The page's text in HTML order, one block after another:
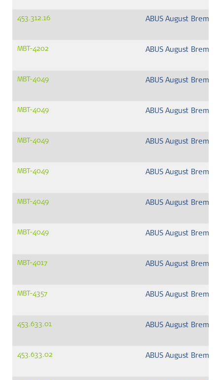
453.312.16 ABUS August
MBT-4202 ABUS August
MBT-4049 ABUS August
MBT-4049 ABUS August
MBT-4049 ABUS August
MBT-4049 ABUS August
MBT-4049 ABUS August
MBT-4049 ABUS August
MBT-4017 ABUS August
MBT-4357 ABUS August
453.633.01 ABUS August
453.633.02 ABUS August